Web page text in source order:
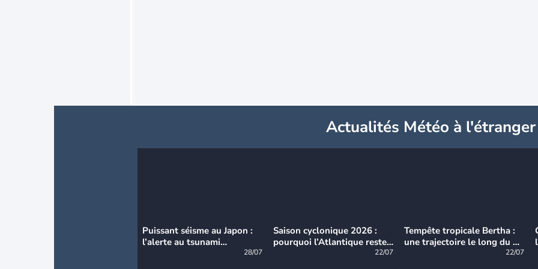
Actualités Météo à l'étranger
Puissant séisme au Japon :
l’alerte au tsunami
28/07
Saison cyclonique 2026 :
pourquoi l’Atlantique reste
22/07
Tempête tropicale Bertha :
une trajectoire le long du du
22/07